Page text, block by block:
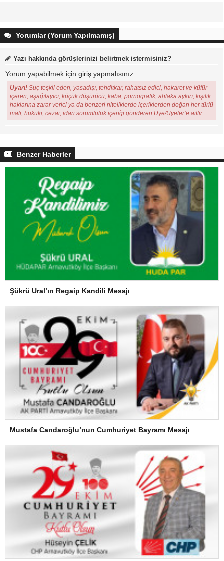
Yorumlar (Yorum Yapılmamış)
Yazı hakkında görüşlerinizi belirtmek istermisiniz?
Yorum yapabilmek için giriş yapmalısınız.
Uyarı! Suç teşkil eden, yasadışı, tehditkar, rahatsız edici, hakaret ve küfür
içeren, aşağılayıcı, küçük düşürücü, kaba, pornografik, ahlaka aykırı, kişilik
haklarına zarar verici ya da benzeri niteliklerde içeriklerden doğan her türlü
mali, hukuki, cezai, idari sorumluluk içeriği gönderen Üye/Üyeler’e aittir.
Benzer Haberler
Şükrü Ural’ın Regaip Kandili Mesajı
Mustafa Candaroğlu’nun Cumhuriyet Bayramı Mesajı